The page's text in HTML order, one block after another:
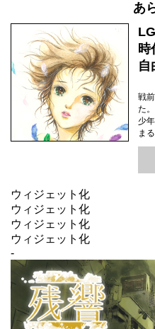
あ
時
自
戦
た
少
まる
ウィジェット化
ウィジェット化
ウィジェット化
ウィジェット化
-